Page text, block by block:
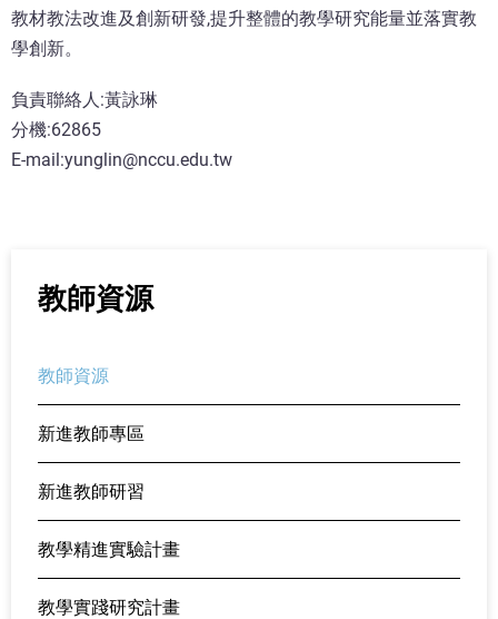
教材教法改進及創新研發,提升整體的教學研究能量並落實教
學創新。
負責聯絡人:黃詠琳
分機:62865
E-mail:yunglin@nccu.edu.tw
教師資源
教師資源
新進教師專區
新進教師研習
教學精進實驗計畫
教學實踐研究計畫